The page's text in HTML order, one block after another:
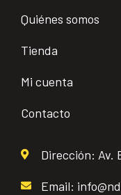
Quiénes somos
Tienda
Mi cuenta
Contacto
Dirección: Av.
Email: